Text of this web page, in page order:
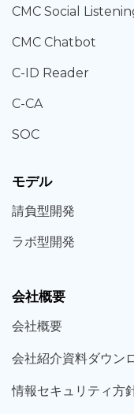
CMC Social
CMC Chatbot
C-ID Reader
C-CA
SOC
モデル
請負型開発
ラボ型開発
会社概要
会社概要
会社紹介資料ダウン
情報セキュリティ方